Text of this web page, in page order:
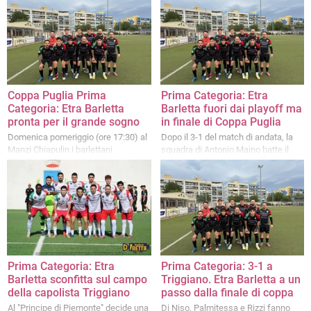
impongono 5-2 al Nino Dimitri Nino Dimitri
Coppa Puglia Prima
Categoria: Etra Barletta
pronta per il grande sogno
Domenica pomeriggio (ore 17:30) al
Manzi Chiapulin i barlettani
sfideranno la finale di andata con il
fortissimo FC Manduria
Prima Categoria: Etra
Barletta fuori dai playoff ma
in finale di Coppa Puglia
Dopo il 3-1 del match di andata, la
squadra di Antonio Maino batte il
Triggiano anche al Manzi Chiapulin
con un rotondo 4-0
Prima Categoria: Etra
Barletta sconfitta sul campo
della capolista Triggiano
Al "Principe di Piemonte" decide una
Prima Categoria: 3-1 a
Triggiano. Etra Barletta a un
passo dalla finale di coppa
Di Niso, Palmitessa e Rizzi fanno